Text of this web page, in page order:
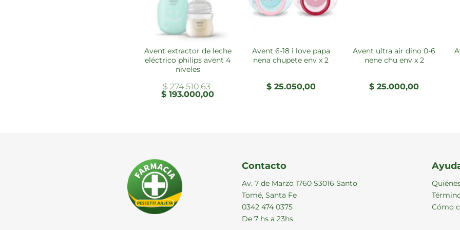
avent extractor de leche
eléctrico philips avent 4
niveles
$274.510,63
El
precio
$ 193.000,00El
avent 6-18 i love papa
nena chupete env x 2
$25.050,00
avent ultra air dino 0-6
nene chu env x 2
$ 25.000,00
aveno infantil shampoo
Contacto
Av. 7 de Marzo 1760 S3016 Santo
Tomé, Santa Fe
0342 474 0375
De 7 hs a 23hs
Cómo